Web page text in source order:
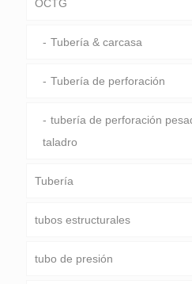
OCTG
Tubería & carcasa
Tubería de perforación
tubería de perforación
taladro
Tubería
ducto común
Servicio especial y
tubos estructurales
Ronda, Plaza & tubo
tubo de presión